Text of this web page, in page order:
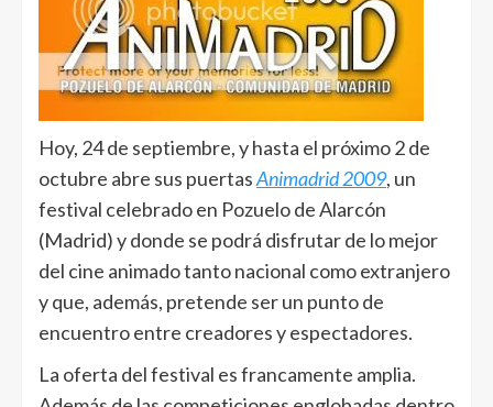
Hoy, 24 de septiembre, y hasta el próximo 2 de
octubre abre sus puertasAnimadrid 2009, un
festival celebrado en Pozuelo de Alarcón
(Madrid) y donde se podrá disfrutar de lo mejor
del cine animado tanto nacional como extranjero
y que, además, pretende ser un punto de
encuentro entre creadores y espectadores.
La oferta del festival es francamente amplia.